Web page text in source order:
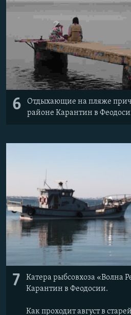
6
Отдыхающие на пляже
районе Карантин в
7
Катера рыбсовхоза «Волна
Карантин в Феодосии.
Как проходит август в